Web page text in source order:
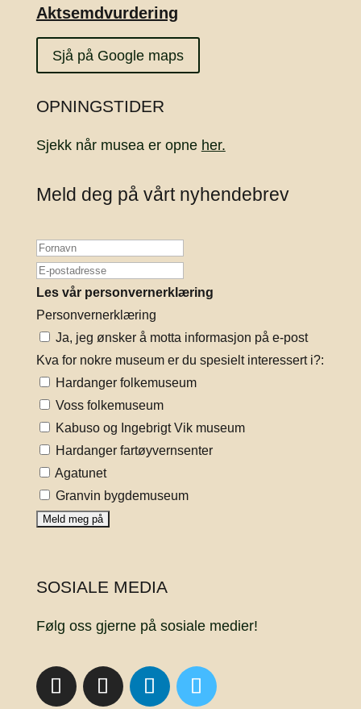
Aktsemdvurdering
Sjå på Google maps
OPNINGSTIDER
Sjekk når musea er opne her.
Meld deg på vårt nyhendebrev
Les vår personvernerklæring
Personvernerklæring
Ja, jeg ønsker å motta informasjon på e-post
Kva for nokre museum er du spesielt interessert i?:
Hardanger folkemuseum
Voss folkemuseum
Kabuso og Ingebrigt Vik museum
Hardanger fartøyvernsenter
Agatunet
Granvin bygdemuseum
SOSIALE MEDIA
Følg oss gjerne på sosiale medier!